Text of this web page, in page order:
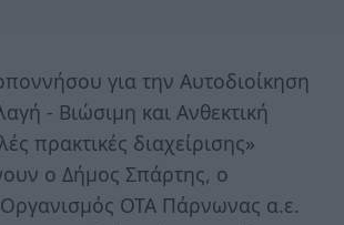
για την Αυτοδιοίκηση
- Βιώσιμη και Ανθεκτική
πρακτικές διαχείρισης»
ο Δήμος Σπάρτης, ο
ΟΤΑ Πάρνωνας α.ε.